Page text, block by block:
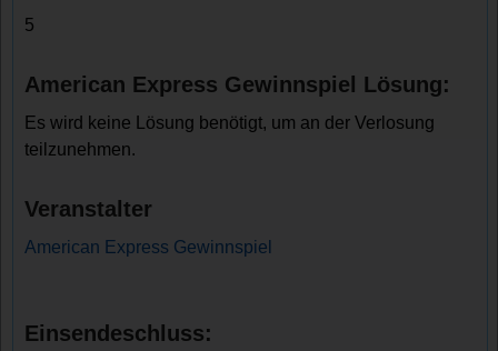
5
American Express Gewinnspiel Lösung:
Es wird keine Lösung benötigt, um an der Verlosung
teilzunehmen.
Veranstalter
American Express Gewinnspiel
Einsendeschluss: